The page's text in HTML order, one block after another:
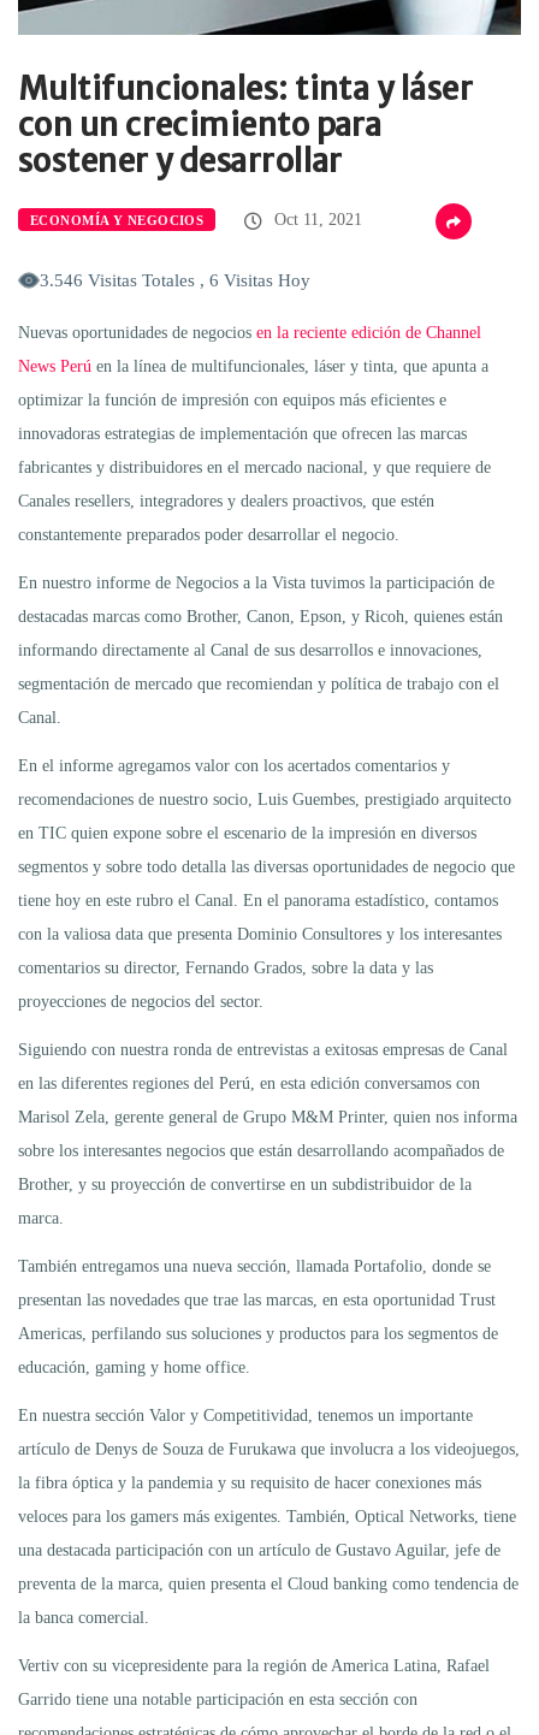
Multifuncionales: tinta y láser
con un crecimiento para
sostener y desarrollar
ECONOMÍA Y NEGOCIOS Oct 11, 2021
3.546 Visitas Totales , 6 Visitas Hoy
Nuevas oportunidades de negocios en la reciente edición de Channel
News Perú en la línea de multifuncionales, láser y tinta, que apunta a
optimizar la función de impresión con equipos más eficientes e
innovadoras estrategias de implementación que ofrecen las marcas
fabricantes y distribuidores en el mercado nacional, y que requiere de
Canales resellers, integradores y dealers proactivos, que estén
constantemente preparados poder desarrollar el negocio.
En nuestro informe de Negocios a la Vista tuvimos la participación de
destacadas marcas como Brother, Canon, Epson, y Ricoh, quienes están
informando directamente al Canal de sus desarrollos e innovaciones,
segmentación de mercado que recomiendan y política de trabajo con el
Canal.
En el informe agregamos valor con los acertados comentarios y
recomendaciones de nuestro socio, Luis Guembes, prestigiado arquitecto
en TIC quien expone sobre el escenario de la impresión en diversos
segmentos y sobre todo detalla las diversas oportunidades de negocio que
tiene hoy en este rubro el Canal. En el panorama estadístico, contamos
con la valiosa data que presenta Dominio Consultores y los interesantes
comentarios su director, Fernando Grados, sobre la data y las
proyecciones de negocios del sector.
Siguiendo con nuestra ronda de entrevistas a exitosas empresas de Canal
en las diferentes regiones del Perú, en esta edición conversamos con
Marisol Zela, gerente general de Grupo M&M Printer, quien nos informa
sobre los interesantes negocios que están desarrollando acompañados de
Brother, y su proyección de convertirse en un subdistribuidor de la
marca.
También entregamos una nueva sección, llamada Portafolio, donde se
presentan las novedades que trae las marcas, en esta oportunidad Trust
Americas, perfilando sus soluciones y productos para los segmentos de
educación, gaming y home office.
En nuestra sección Valor y Competitividad, tenemos un importante
artículo de Denys de Souza de Furukawa que involucra a los videojuegos,
la fibra óptica y la pandemia y su requisito de hacer conexiones más
veloces para los gamers más exigentes. También, Optical Networks, tiene
una destacada participación con un artículo de Gustavo Aguilar, jefe de
preventa de la marca, quien presenta el Cloud banking como tendencia de
la banca comercial.
Vertiv con su vicepresidente para la región de America Latina, Rafael
Garrido tiene una notable participación en esta sección con